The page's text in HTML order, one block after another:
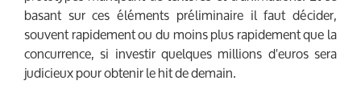
basant sur ces éléments préliminaire il faut décider,
souvent rapidement ou du moins plus rapidement que la
concurrence, si investir quelques millions d'euros sera
judicieux pour obtenir le hit de demain.